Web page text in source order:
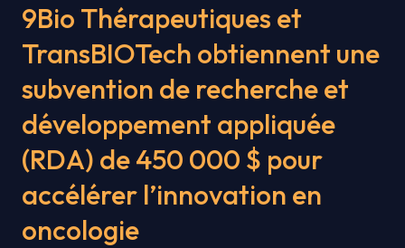
9Bio Thérapeutiques et
TransBIOTech obtiennent une
subvention de recherche et
développement appliquée
(RDA) de 450 000 $ pour
accélérer l’innovation en
oncologie